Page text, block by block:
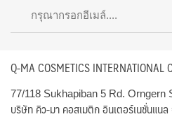
Q-MA COSMETICS INTERNATIONAL
77/118 Sukhapiban 5 Rd. Orngern
บริษัท คิว-มา คอสเมติก อินเตอร์เนชั่นแนล